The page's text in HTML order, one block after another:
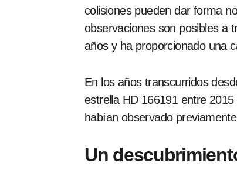
colisiones pueden dar forma
observaciones son posibles a
años y ha proporcionado una
En los años transcurridos
estrella HD 166191 entre
habían observado
Un